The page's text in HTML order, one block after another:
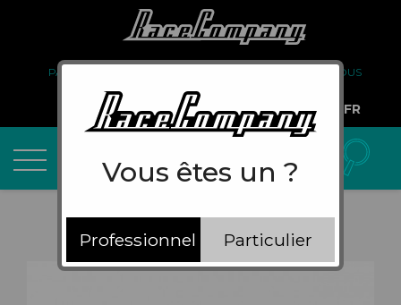
PARTENARIAT
À PROPOS DE NOUS
COMPTE PRO
FR
Vous êtes un ?
Professionnel Particulier